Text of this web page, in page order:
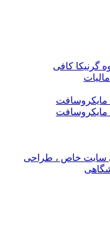
گرنیکا کافی
مایکروسافت
مایکروسافت
سایت خاص ، طراحی